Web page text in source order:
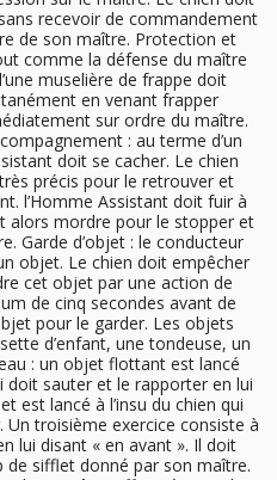
recevoir de commandement
de son maître. Protection et
comme la défense du maître
muselière de frappe doit
en venant frapper
sur ordre du maître.
: au terme d’un
doit se cacher. Le chien
précis pour le retrouver et
l’Homme Assistant doit fuir à
alors mordre pour le stopper et
Garde d’objet : le conducteur
objet. Le chien doit empêcher
cet objet par une action de
de cinq secondes avant de
pour le garder. Les objets
d’enfant, une tondeuse, un
: un objet flottant est lancé
doit sauter et le rapporter en lui
est lancé à l’insu du chien qui
troisième exercice consiste à
lui disant « en avant ». Il doit
de sifflet donné par son maître.